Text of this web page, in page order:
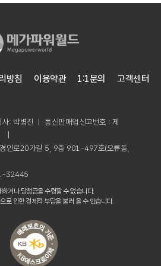
방침 이용약관 1:1문의 고객센터
: 박병진 ㅣ 통신판매업신고번호 : 제
|
인로20가길 5, 9층 901-497호(오류동,
32445
거나 당첨금을 수령할 수 없습니다.
로 인한 경제적 부담을 불러 올 수 있습니다.